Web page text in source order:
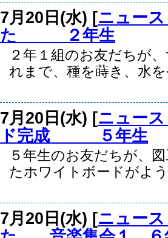
7月20日(水) [ニュー
た ２年生
２年１組のお友だちが
れまで、種を蒔き、水
7月20日(水) [ニュー
ド完成 ５年生
５年生のお友だちが、
たホワイトボードがよ
7月20日(水) [ニュー